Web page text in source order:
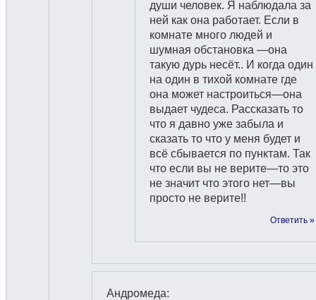
души человек. Я наблюдала за
ней как она работает. Если в
комнате много людей и
шумная обстановка —она
такую дурь несёт.. И когда один
на один в тихой комнате где
она может настроиться—она
выдает чудеса. Рассказать то
что я давно уже забыла и
сказать то что у меня будет и
всё сбывается по пунктам. Так
что если вы не верите—то это
не значит что этого нет—вы
просто не верите!!
Ответить »
Андромеда: